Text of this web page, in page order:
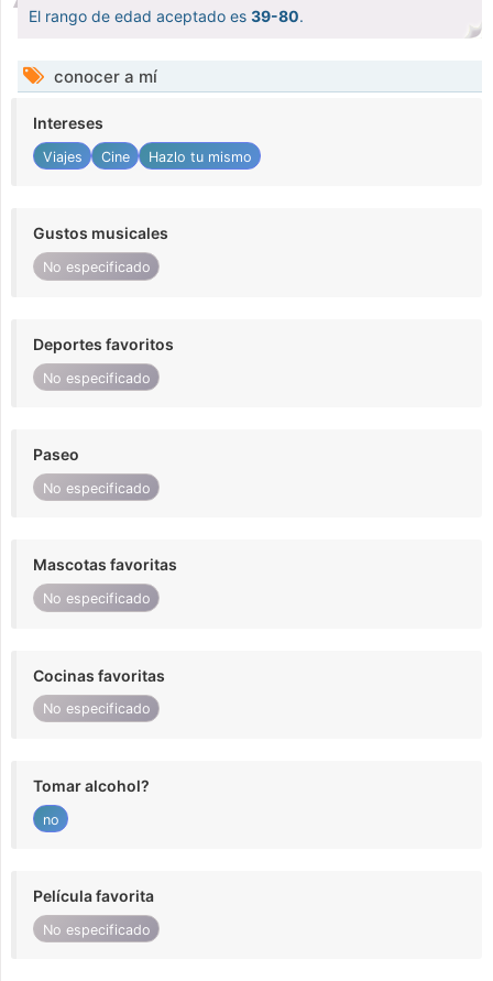
El rango de edad aceptado es 39-80.
conocer a mí
Intereses
Viajes Cine Hazlo tu mismo
Gustos musicales
No especificado
Deportes favoritos
No especificado
Paseo
No especificado
Mascotas favoritas
No especificado
Cocinas favoritas
No especificado
Tomar alcohol?
no
Película favorita
No especificado